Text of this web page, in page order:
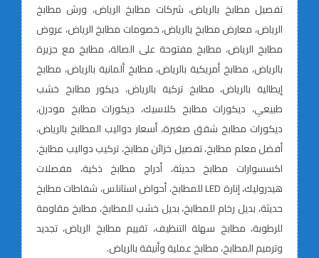
تفصيل مطابخ بالرياض، شركات مطابخ الرياض، ورش مطابخ
الرياض، معارض مطابخ بالرياض، خصومات مطابخ الرياض، عروض
مطابخ الرياض، مطابخ مفتوحة على الصالة، مطابخ مع جزيرة
بالرياض، مطابخ أمريكية بالرياض، مطابخ ألمانية بالرياض، مطابخ
إيطالية بالرياض، مطابخ تركية بالرياض، ديكور مطابخ خشب
طبيعي، ديكورات مطابخ كلاسيك، ديكورات مطابخ مودرن،
ديكورات مطابخ شقق صغيرة، أسعار دواليب المطابخ بالرياض،
أفضل معلم مطابخ، تفصيل خزائن مطابخ، تركيب دواليب مطابخ،
اكسسوارات مطابخ حديثة، أدراج مطابخ ذكية، مفصلات
هيدروليك، إنارة LED للمطابخ، أحواض استانلس، شفاطات مطابخ
حديثة، بديل رخام للمطابخ، بديل خشب للمطابخ، مطابخ مقاومة
للرطوبة، مطابخ سهلة التنظيف، تقييم مطابخ الرياض، تجديد
وترميم المطابخ، مطابخ عملية وأنيقة بالرياض.